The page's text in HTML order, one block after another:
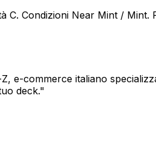
C. Condizioni Near Mint /
e-commerce italiano
deck."